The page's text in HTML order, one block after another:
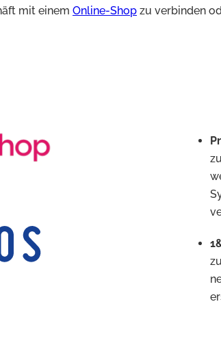
mit einem Online-Shop zu verbinden